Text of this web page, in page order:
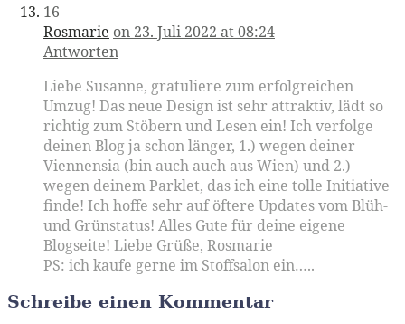
16
Rosmarie on 23. Juli 2022 at 08:24
Antworten
Liebe Susanne, gratuliere zum erfolgreichen
Umzug! Das neue Design ist sehr attraktiv, lädt so
richtig zum Stöbern und Lesen ein! Ich verfolge
deinen Blog ja schon länger, 1.) wegen deiner
Viennensia (bin auch auch aus Wien) und 2.)
wegen deinem Parklet, das ich eine tolle Initiative
finde! Ich hoffe sehr auf öftere Updates vom Blüh-
und Grünstatus! Alles Gute für deine eigene
Blogseite! Liebe Grüße, Rosmarie
PS: ich kaufe gerne im Stoffsalon ein…..
Schreibe einen Kommentar